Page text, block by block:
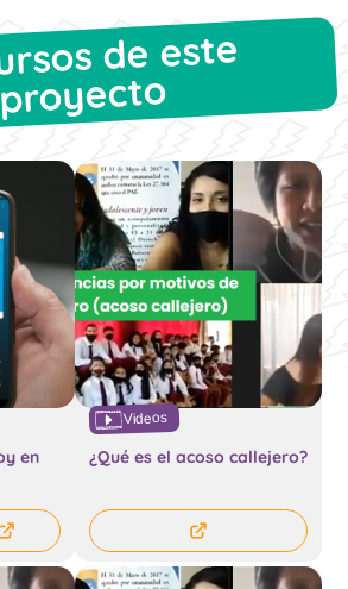
de este
proyecto
en
Videos
¿Qué es el acoso callejero?